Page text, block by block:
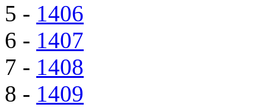
5 - 1406
6 - 1407
7 - 1408
8 - 1409